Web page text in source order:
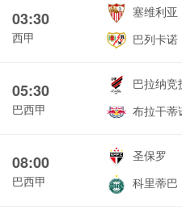
03:30
西甲
塞维利亚
巴列卡诺
05:30
巴西甲
巴拉纳竞
布拉干蒂
08:00
巴西甲
圣保罗
科里蒂巴